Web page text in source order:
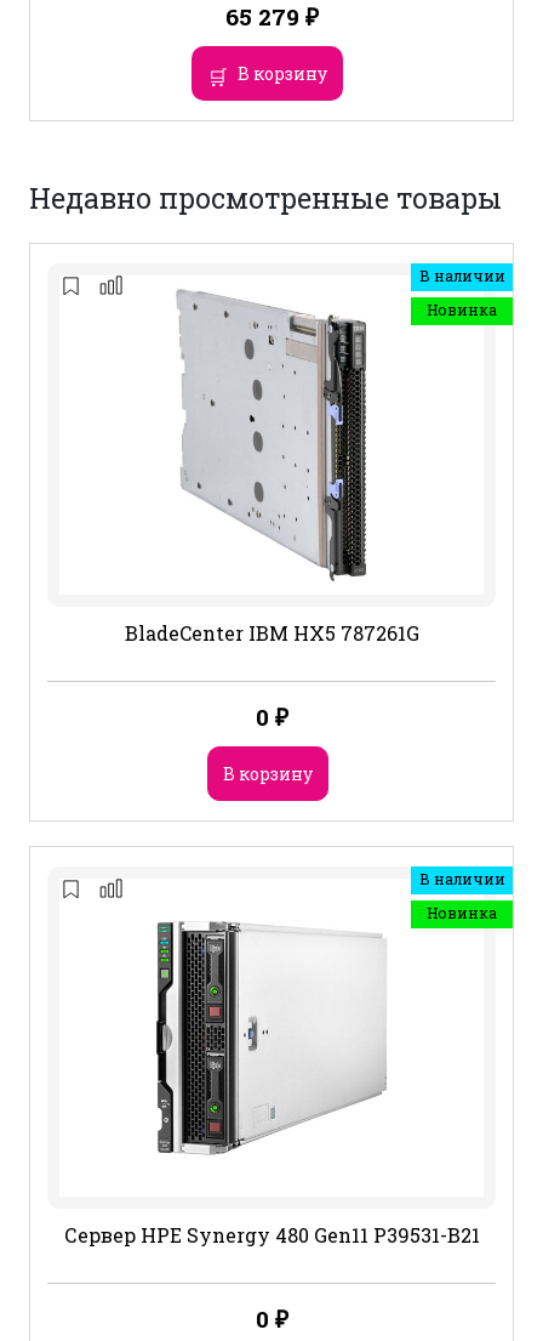
65 279 ₽
В корзину
Недавно просмотренные товары
В наличии
Новинка
BladeCenter IBM HX5 787261G
0 ₽
В корзину
В наличии
Новинка
Сервер HPE Synergy 480 Gen11 P39531-B21
0 ₽